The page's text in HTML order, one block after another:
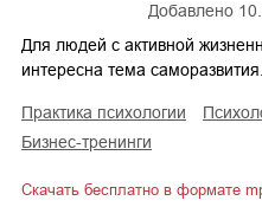
Добавлено
Для людей с активной
интересна тема саморазвития.
практика психологии
бизнес-тренинги
Скачать бесплатно в формате